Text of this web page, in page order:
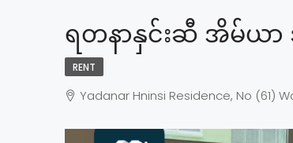
ရတနာနှင်းဆီ အိမ်ယ
RENT
Yadanar Hninsi Residence, No (61)